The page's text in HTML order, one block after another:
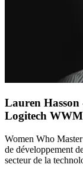
Lauren Hasson
Logitech WWM
Women Who
de développement
secteur de la